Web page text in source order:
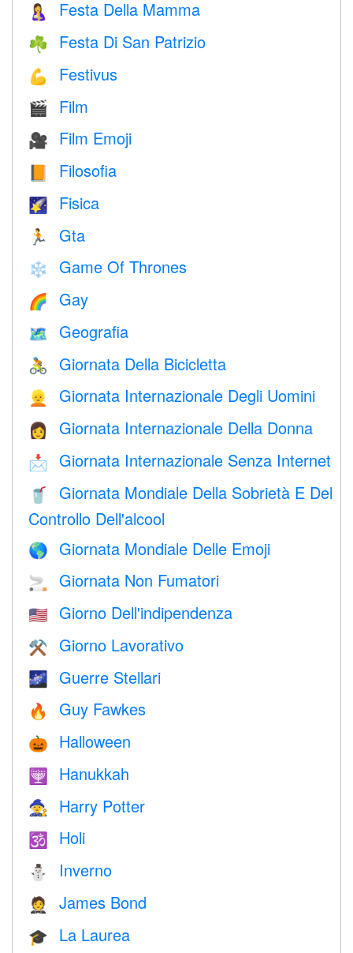
🤱 Festa Della Mamma
☘️ Festa Di San Patrizio
💪 Festivus
🎬 Film
🎥 Film Emoji
📙 Filosofia
🌠 Fisica
🏃 Gta
❄️ Game Of Thrones
🌈 Gay
🗺 Geografia
🚴 Giornata Della Bicicletta
👱 Giornata Internazionale Degli Uomini
👩 Giornata Internazionale Della Donna
📩 Giornata Internazionale Senza Internet
🥤
Giornata Mondiale Della Sobrietà E Del
Controllo Dell'alcool
🌎 Giornata Mondiale Delle Emoji
🚬 Giornata Non Fumatori
🇺🇸 Giorno Dell'indipendenza
⚒️ Giorno Lavorativo
🌌 Guerre Stellari
🔥 Guy Fawkes
🎃 Halloween
🕎 Hanukkah
🧙 Harry Potter
🕉 Holi
⛄ Inverno
🤵 James Bond
🎓 La Laurea